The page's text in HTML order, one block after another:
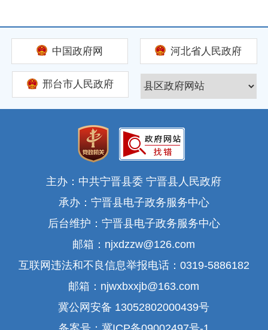
中国政府网 河北省人民政府
邢台市人民政府
主办：中共宁晋县委 宁晋县人民政府
承办：宁晋县电子政务服务中心
后台维护：宁晋县电子政务服务中心
邮箱：njxdzzw@126.com
互联网违法和不良信息举报电话：0319-5886182
邮箱：njwxbxxjb@163.com
冀公网安备 13052802000439号